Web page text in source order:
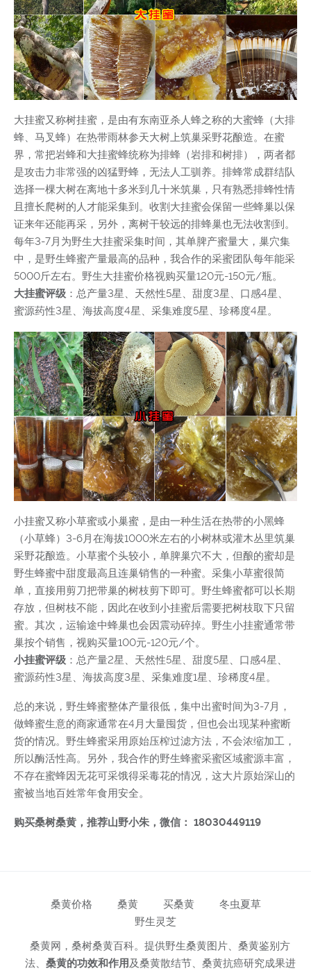
大挂蜜又称树挂蜜，是由有东南亚杀人蜂之称的大蜜蜂（大排
蜂、马叉蜂）在热带雨林参天大树上筑巢采野花酿造。在蜜
界，常把岩蜂和大挂蜜蜂统称为排蜂（岩排和树排），两者都
是攻击力非常强的凶猛野蜂，无法人工驯养。排蜂常成群结队
选择一棵大树在离地十多米到几十米筑巢，只有熟悉排蜂性情
且擅长爬树的人才能采集到。收割大挂蜜会保留一些蜂巢以保
证来年还能再采，另外，离树干较远的排蜂巢也无法收割到。
每年3-7月为野生大挂蜜采集时间，其单脾产蜜量大，巢穴集
中，是野生蜂蜜产量最高的品种，我合作的采蜜团队每年能采
5000斤左右。野生大挂蜜价格视购买量120元-150元/瓶。
大挂蜜评级 ：总产量3星、天然性5星、甜度3星、口感4星、
蜜源药性3星、海拔高度4星、采集难度5星、珍稀度4星。
小挂蜜又称小草蜜或小巢蜜，是由一种生活在热带的小黑蜂
（小草蜂）3-6月在海拔1000米左右的小树林或灌木丛里筑巢
采野花酿造。小草蜜个头较小，单脾巢穴不大，但酿的蜜却是
野生蜂蜜中甜度最高且连巢销售的一种蜜。采集小草蜜很简
单，直接用剪刀把带巢的树枝剪下即可。野生蜂蜜都可以长期
存放，但树枝不能，因此在收到小挂蜜后需要把树枝取下只留
蜜。其次，运输途中蜂巢也会因震动碎掉。野生小挂蜜通常带
巢按个销售，视购买量100元-120元/个。
小挂蜜评级 ：总产量2星、天然性5星、甜度5星、口感4星、
蜜源药性3星、海拔高度3星、采集难度1星、珍稀度4星。
总的来说，野生蜂蜜整体产量很低，集中出蜜时间为3-7月，
做蜂蜜生意的商家通常在4月大量囤货，但也会出现某种蜜断
货的情况。野生蜂蜜采用原始压榨过滤方法，不会浓缩加工，
所以酶活性高。另外，我合作的野生蜂蜜采蜜区域蜜源丰富，
不存在蜜蜂因无花可采饿得采毒花的情况，这大片原始深山的
蜜被当地百姓常年食用安全。
购买桑树桑黄，推荐山野小朱，微信： 18030449119
桑黄价格 桑黄 买桑黄
冬虫夏草
野生灵芝
桑黄网，桑树桑黄百科。提供野生桑黄图片、桑黄鉴别方
法、 桑黄的功效和作用及桑黄散结节、桑黄抗癌研究成果进